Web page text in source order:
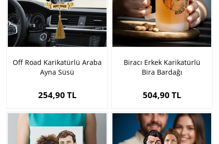
Off Road Karikatürlü Araba
Ayna Süsü
254,90 TL
Biracı Erkek Karikatürlü
Bira Bardağı
504,90 TL